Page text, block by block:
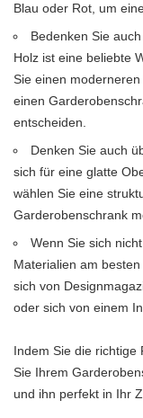
Blau oder Rot, um
Bedenken Sie
Holz ist eine beliebte
Sie einen
einen
entscheiden.
Denken Sie auch
sich für eine glatte
wählen Sie eine
Garderobenschrank
Wenn Sie sich
Materialien am
sich von
oder sich von einem
Indem Sie die richtige
Sie Ihrem
und ihn perfekt in Ihr